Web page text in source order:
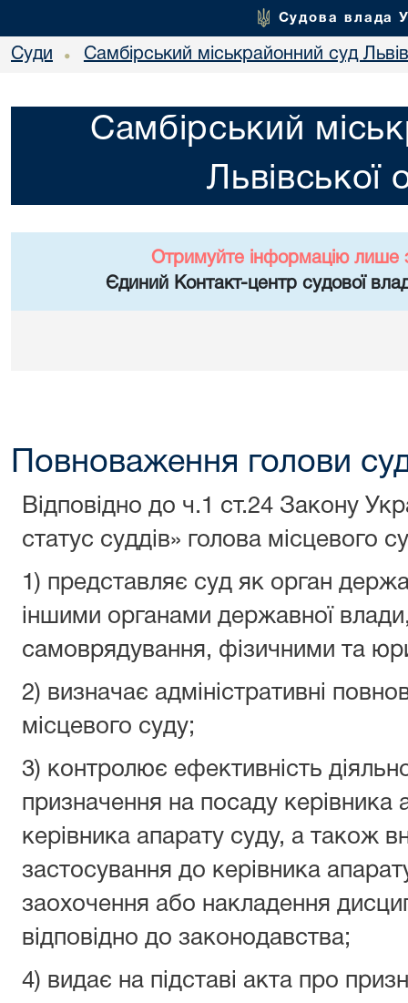
Судова влада
Суди • Самбірський міськрайонний суд
Самбірський
Львівської
Отримуйте інформацію лише
Єдиний Контакт-центр судової
Повноваження голови
Відповідно до ч.1 ст.24 Закону
статус суддів» голова місцевого
1) представляє суд як орган
іншими органами державної
самоврядування, фізичними та
2) визначає адміністративні
місцевого суду;
3) контролює ефективність
призначення на посаду керівника
керівника апарату суду, а також
застосування до керівника
заохочення або накладення
відповідно до законодавства;
4) видає на підставі акта про